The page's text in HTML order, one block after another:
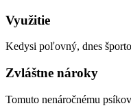
Využitie
Kedysi poľovný, dnes
Zvláštne nároky
Tomuto nenáročnému